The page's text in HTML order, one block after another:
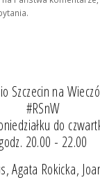
Szczecin na
#RSnW
do
20.00 - 22.00
Agata Rokicka,